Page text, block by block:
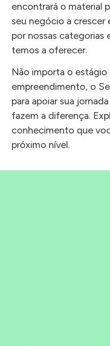
encontrará o material
seu negócio a crescer
por nossas categorias
temos a oferecer.
Não importa o estágio
empreendimento, o
para apoiar sua
fazem a diferença.
conhecimento que
próximo nível.